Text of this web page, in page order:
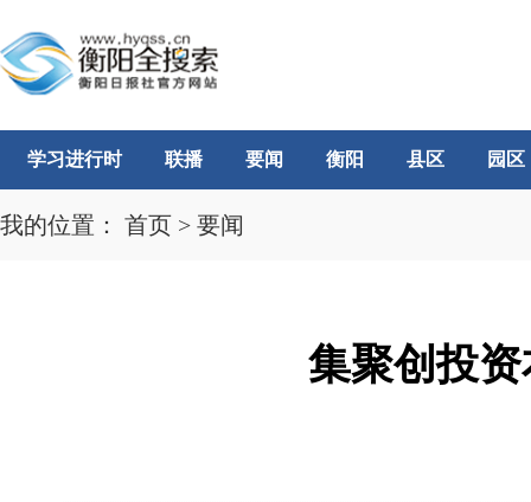
学习进行时 联播 要闻 衡阳 县区 园区
我的位置： 首页 > 要闻
集聚创投